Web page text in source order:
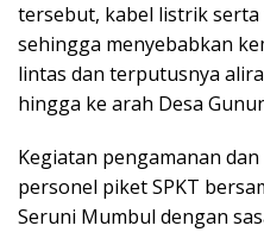
tersebut, kabel listrik
sehingga menyebabkan
lintas dan terputusnya
hingga ke arah Desa
Kegiatan pengamanan
personel piket SPKT
Seruni Mumbul dengan